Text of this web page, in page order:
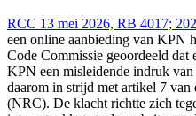
RCC 13 mei 2026, RB 4017;
een online aanbieding van KPN
Code Commissie geoordeeld
KPN een misleidende indruk
daarom in strijd met artikel 7 van
(NRC). De klacht richtte zich